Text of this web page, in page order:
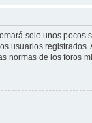
solo unos
usuarios
normas de los foros